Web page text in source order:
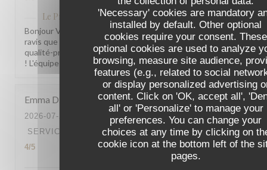
'Necessary' cookies are mandatory
installed by default. Other optional
cookies require your consent. These
optional cookies are used to analyze
browsing, measure site audience,
features (e.g., related to social
or display personalized advertising
content. Click on 'OK, accept all',
all' or 'Personalize' to manage your
preferences. You can change your
choices at any time by clicking on
cookie icon at the bottom left of the
pages.
Le Procope has replied to this review
Bonjour Veron, Merci pour ce beau retour ! Nous sommes
ravis que la cuisine vous ait autant plu. Pour le rapport
qualité-prix, votre remarque est bien notée. À très bientôt
! L'équipe du Procope
Emma D
2026-07-29
- 18:30 - GUESTS 2
SERVICE
AMBIANCE: 4 /5 FOOD: 4/5 VALUE:
4/5